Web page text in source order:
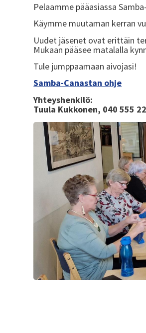
Pelaamme pääasiassa
Käymme muutaman kerran
Uudet jäsenet ovat erittäin
Mukaan pääsee matalalla
Tule jumppaamaan aivojasi!
Samba-Canastan ohje
Yhteyshenkilö:
Tuula Kukkonen, 040 555